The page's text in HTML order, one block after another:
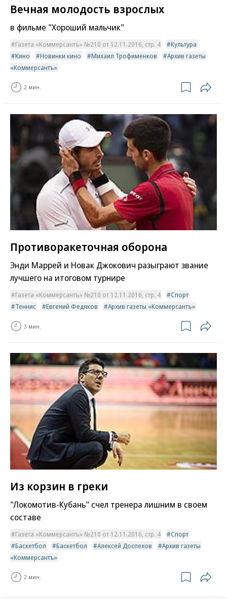
Вечная молодость взрослых
в фильме "Хороший мальчик"
Газета «Коммерсантъ» №210 от 12.11.2016, стр. 4
Культура
Кино
Новинки кино Михаил Трофименков
Архив газеты
«Коммерсантъ»
2 мин.
Противоракеточная оборона
Энди Маррей и Новак Джокович разыграют звание
лучшего на итоговом турнире
Газета «Коммерсантъ» №210 от 12.11.2016, стр. 4
Спорт
Теннис
Евгений Федяков Архив газеты «Коммерсантъ»
3 мин.
Из корзин в греки
"Локомотив-Кубань" счел тренера лишним в своем
составе
Газета «Коммерсантъ» №210 от 12.11.2016, стр. 4
Спорт
Баскетбол
Баскетбол Алексей Доспехов
Архив газеты
«Коммерсантъ»
2 мин.